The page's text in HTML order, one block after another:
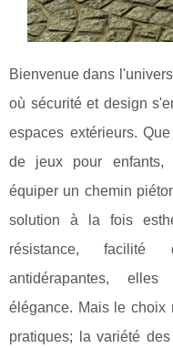
Bienvenue dans
où sécurité et design
espaces extérieurs.
de jeux pour enfants,
équiper un chemin
solution à la fois
résistance, facilité
antidérapantes,
élégance. Mais le choix
pratiques; la variété